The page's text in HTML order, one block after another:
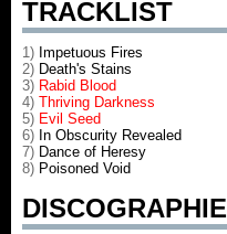
TRACKLIST
1) Impetuous Fires
2) Death's Stains
3) Rabid Blood
4) Thriving Darkness
5) Evil Seed
6) In Obscurity Revealed
7) Dance of Heresy
8) Poisoned Void
DISCOGRAPHIE